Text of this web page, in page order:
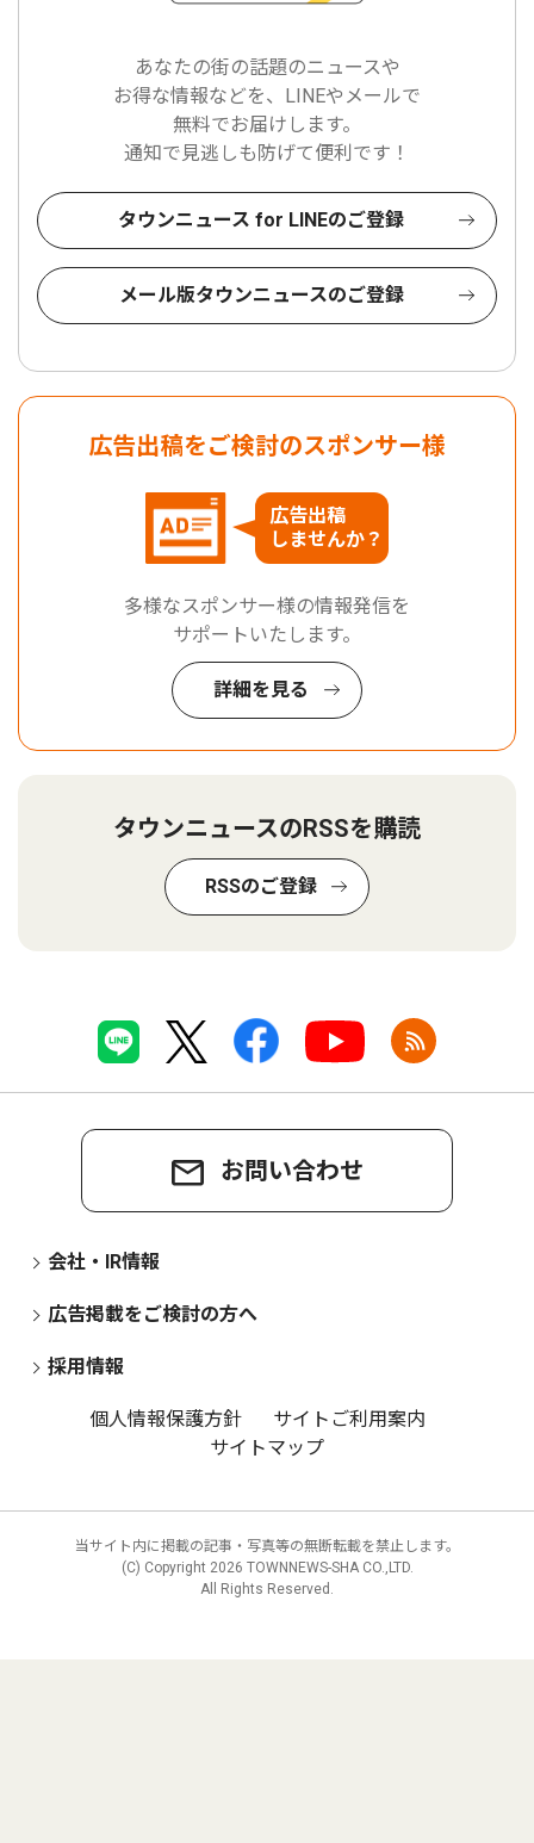
あなたの街の話題のニュースや
お得な情報などを、LINEやメールで
無料でお届けします。
通知で見逃しも防げて便利です！
タウンニュース for LINEのご登録
メール版タウンニュースのご登録
広告出稿をご検討のスポンサー様
広告出稿
しませんか？
多様なスポンサー様の情報発信を
サポートいたします。
詳細を見る
タウンニュースのRSSを購読
RSSのご登録
お問い合わせ
会社・IR情報
広告掲載をご検討の方へ
採用情報
個人情報保護方針
サイトご利用案内
サイトマップ
当サイト内に掲載の記事・写真等の無断転載を禁止します。
(C) Copyright 2026 TOWNNEWS-SHA CO.,LTD.
All Rights Reserved.